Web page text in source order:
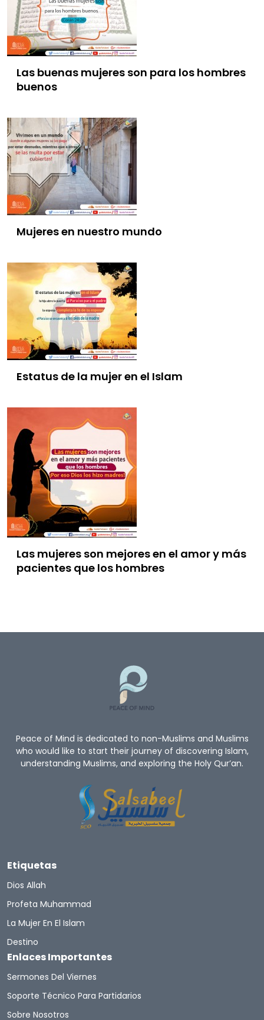
Las buenas mujeres son para los hombres
buenos
Mujeres en nuestro mundo
Estatus de la mujer en el Islam
Las mujeres son mejores en el amor y más
pacientes que los hombres
Peace of Mind is dedicated to non-Muslims and Muslims
who would like to start their journey of discovering Islam,
understanding Muslims, and exploring the Holy Qur’an.
Etiquetas
Dios Allah
Profeta Muhammad
La Mujer En El Islam
Destino
Enlaces Importantes
Sermones Del Viernes
Soporte Técnico Para Partidarios
Sobre Nosotros